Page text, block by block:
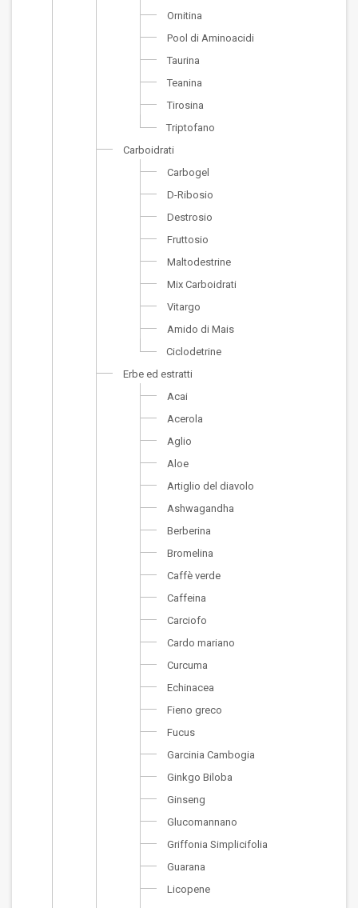
Ornitina
Pool di Aminoacidi
Taurina
Teanina
Tirosina
Triptofano
Carboidrati
Carbogel
D-Ribosio
Destrosio
Fruttosio
Maltodestrine
Mix Carboidrati
Vitargo
Amido di Mais
Ciclodetrine
Erbe ed estratti
Acai
Acerola
Aglio
Aloe
Artiglio del diavolo
Ashwagandha
Berberina
Bromelina
Caffè verde
Caffeina
Carciofo
Cardo mariano
Curcuma
Echinacea
Fieno greco
Fucus
Garcinia Cambogia
Ginkgo Biloba
Ginseng
Glucomannano
Griffonia Simplicifolia
Guarana
Licopene